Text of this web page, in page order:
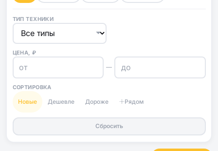
ТИП ТЕХНИКИ
ЦЕНА, ₽
—
СОРТИРОВКА
Новые Дешевле Дороже Рядом
Сбросить